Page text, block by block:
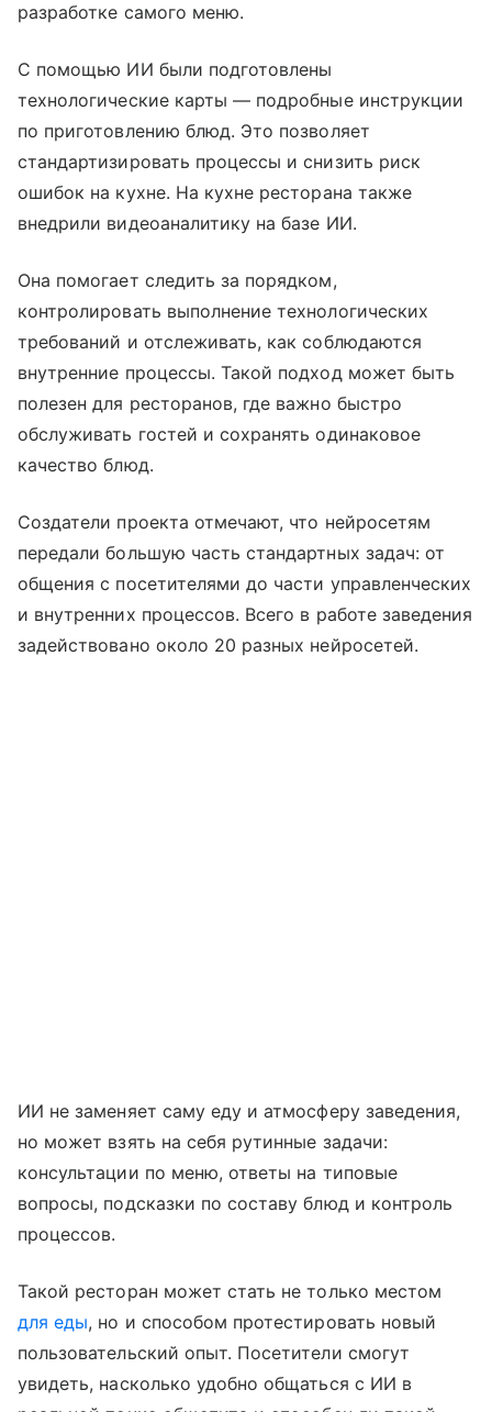
разработке самого меню.
С помощью ИИ были подготовлены
технологические карты — подробные инструкции
по приготовлению блюд. Это позволяет
стандартизировать процессы и снизить риск
ошибок на кухне. На кухне ресторана также
внедрили видеоаналитику на базе ИИ.
Она помогает следить за порядком,
контролировать выполнение технологических
требований и отслеживать, как соблюдаются
внутренние процессы. Такой подход может быть
полезен для ресторанов, где важно быстро
обслуживать гостей и сохранять одинаковое
качество блюд.
Создатели проекта отмечают, что нейросетям
передали большую часть стандартных задач: от
общения с посетителями до части управленческих
и внутренних процессов. Всего в работе заведения
задействовано около 20 разных нейросетей.
ИИ не заменяет саму еду и атмосферу заведения,
но может взять на себя рутинные задачи:
консультации по меню, ответы на типовые
вопросы, подсказки по составу блюд и контроль
процессов.
Такой ресторан может стать не только местом
для еды, но и способом протестировать новый
пользовательский опыт. Посетители смогут
увидеть, насколько удобно общаться с ИИ в